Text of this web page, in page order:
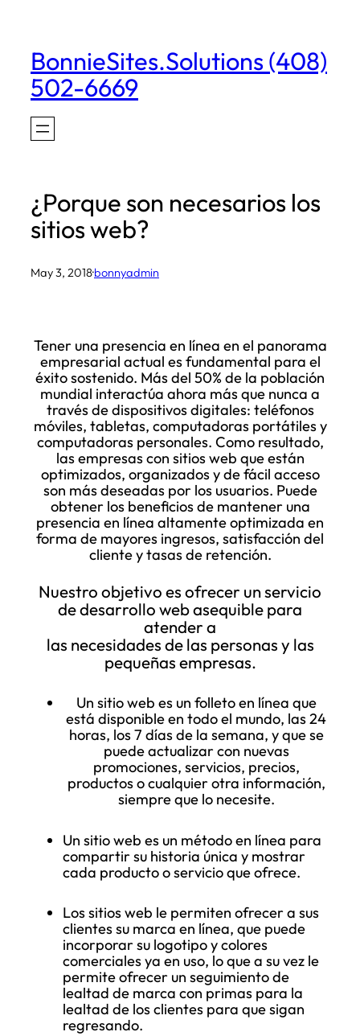
content
BonnieSites.Solutions (408)
502-6669
¿Porque son necesarios los
sitios web?
May 3, 2018·bonnyadmin
Tener una presencia en línea en el panorama
empresarial actual es fundamental para el
éxito sostenido. Más del 50% de la población
mundial interactúa ahora más que nunca a
través de dispositivos digitales: teléfonos
móviles, tabletas, computadoras portátiles y
computadoras personales. Como resultado,
las empresas con sitios web que están
optimizados, organizados y de fácil acceso
son más deseadas por los usuarios. Puede
obtener los beneficios de mantener una
presencia en línea altamente optimizada en
forma de mayores ingresos, satisfacción del
cliente y tasas de retención.
Nuestro objetivo es ofrecer un servicio
de desarrollo web asequible para
atender a
las necesidades de las personas y las
pequeñas empresas.
Un sitio web es un folleto en línea que
está disponible en todo el mundo, las 24
horas, los 7 días de la semana, y que se
puede actualizar con nuevas
promociones, servicios, precios,
productos o cualquier otra información,
siempre que lo necesite.
Un sitio web es un método en línea para
compartir su historia única y mostrar
cada producto o servicio que ofrece.
Los sitios web le permiten ofrecer a sus
clientes su marca en línea, que puede
incorporar su logotipo y colores
comerciales ya en uso, lo que a su vez le
permite ofrecer un seguimiento de
lealtad de marca con primas para la
lealtad de los clientes para que sigan
regresando.